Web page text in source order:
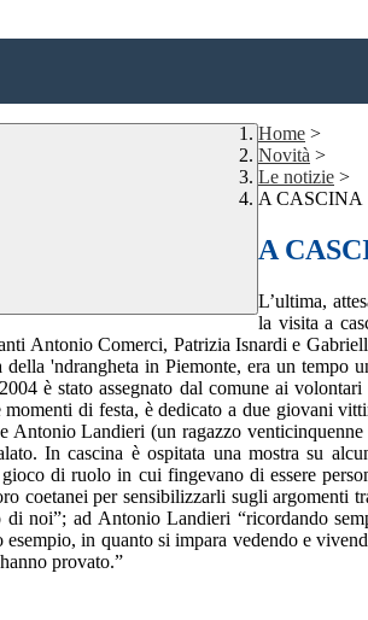
Home >
Novità >
Le notizie >
A
A
L’ultima,
la visita a
Antonio Comerci, Patrizia Isnardi e
'ndrangheta in Piemonte, era un
è stato assegnato dal comune ai
di festa, è dedicato a due giovani
Landieri (un ragazzo
In cascina è ospitata una mostra su
di ruolo in cui fingevano di essere
per sensibilizzarli sugli argomenti
noi”; ad Antonio Landieri “ricordando
in quanto si impara vedendo e
provato.”